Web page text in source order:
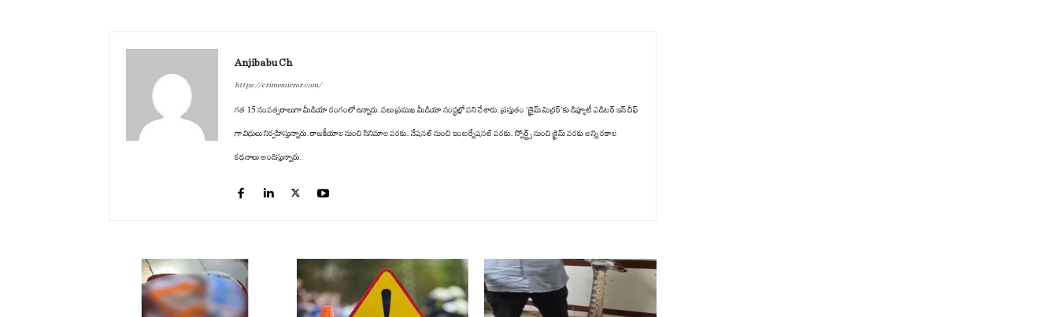
Anjibabu Ch
https://crimemirror.com/
గత 15 సంవత్సరాలుగా మీడియా రంగంలో ఉన్నారు. పలు ప్రముఖ మీడియా సంస్థల్లో పని చేశారు. ప్రస్తుతం ‘క్రైమ్ మిర్రర్’కు డిప్యూటీ ఎడిటర్ ఇన్ చీఫ్
గా విధులు నిర్వహిస్తున్నారు. రాజకీయాల నుంచి సినిమాల వరకు.. నేషనల్ నుంచి ఇంటర్నేషనల్ వరకు.. స్పోర్ట్స్ నుంచి క్రైమ్ వరకు అన్ని రకాల
కథనాలు అందిస్తున్నారు.